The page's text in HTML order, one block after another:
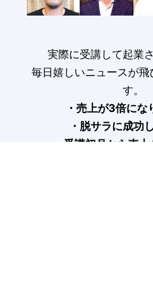
実際に受講して起業
毎日嬉しいニュースが飛
す。
・売上が3倍にな
・脱サラに成功
・受講初月から売上